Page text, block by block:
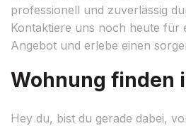
professionell und zuverlässig
Kontaktiere uns noch heute für
Angebot und erlebe einen
Wohnung finden
Hey du, bist du gerade dabei,